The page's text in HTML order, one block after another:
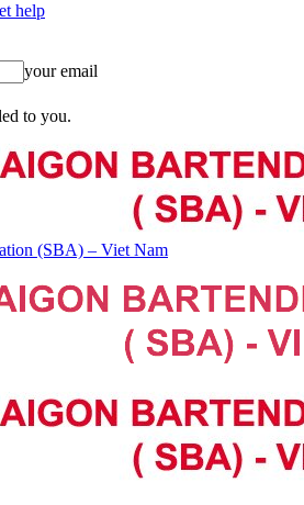
help
your email
to you.
(SBA) – Viet Nam